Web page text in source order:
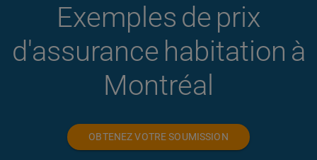
Exemples de prix
d'assurance habitation à
Montréal
OBTENEZ VOTRE SOUMISSION